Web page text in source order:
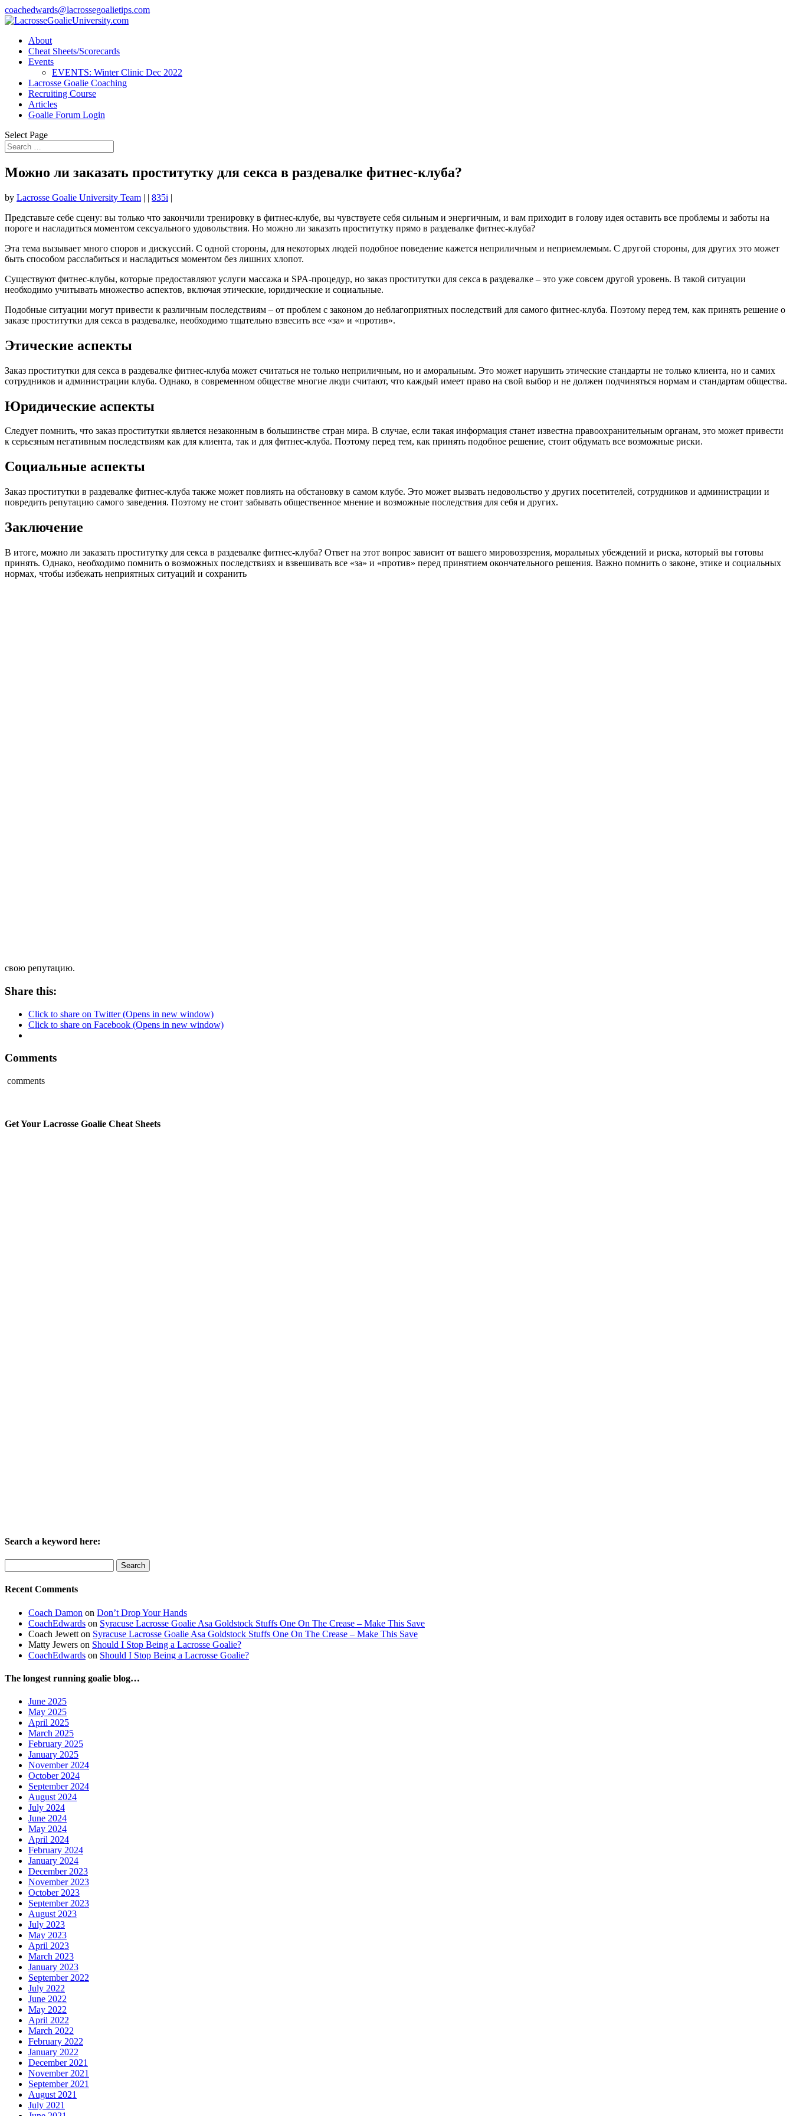
coachedwards@lacrossegoalietips.com
About
Cheat Sheets/Scorecards
Events
EVENTS: Winter Clinic Dec 2022
Lacrosse Goalie Coaching
Recruiting Course
Articles
Goalie Forum Login
Select Page
Можно ли заказать проститутку для секса в раздевалке фитнес-клуба?
by Lacrosse Goalie University Team | | 835i |
Представьте себе сцену: вы только что закончили тренировку в фитнес-клубе, вы чувствуете себя сильным и энергичным, и вам приходит в голову идея оставить все проблемы и заботы на
пороге и насладиться моментом сексуального удовольствия. Но можно ли заказать проститутку прямо в раздевалке фитнес-клуба?
Эта тема вызывает много споров и дискуссий. С одной стороны, для некоторых людей подобное поведение кажется неприличным и неприемлемым. С другой стороны, для других это может
быть способом расслабиться и насладиться моментом без лишних хлопот.
Существуют фитнес-клубы, которые предоставляют услуги массажа и SPA-процедур, но заказ проститутки для секса в раздевалке – это уже совсем другой уровень. В такой ситуации
необходимо учитывать множество аспектов, включая этические, юридические и социальные.
Подобные ситуации могут привести к различным последствиям – от проблем с законом до неблагоприятных последствий для самого фитнес-клуба. Поэтому перед тем, как принять решение о
заказе проститутки для секса в раздевалке, необходимо тщательно взвесить все «за» и «против».
Этические аспекты
Заказ проститутки для секса в раздевалке фитнес-клуба может считаться не только неприличным, но и аморальным. Это может нарушить этические стандарты не только клиента, но и самих
сотрудников и администрации клуба. Однако, в современном обществе многие люди считают, что каждый имеет право на свой выбор и не должен подчиняться нормам и стандартам общества.
Юридические аспекты
Следует помнить, что заказ проститутки является незаконным в большинстве стран мира. В случае, если такая информация станет известна правоохранительным органам, это может привести
к серьезным негативным последствиям как для клиента, так и для фитнес-клуба. Поэтому перед тем, как принять подобное решение, стоит обдумать все возможные риски.
Социальные аспекты
Заказ проститутки в раздевалке фитнес-клуба также может повлиять на обстановку в самом клубе. Это может вызвать недовольство у других посетителей, сотрудников и администрации и
повредить репутацию самого заведения. Поэтому не стоит забывать общественное мнение и возможные последствия для себя и других.
Заключение
В итоге, можно ли заказать проститутку для секса в раздевалке фитнес-клуба? Ответ на этот вопрос зависит от вашего мировоззрения, моральных убеждений и риска, который вы готовы
принять. Однако, необходимо помнить о возможных последствиях и взвешивать все «за» и «против» перед принятием окончательного решения. Важно помнить о законе, этике и социальных
нормах, чтобы избежать неприятных ситуаций и сохранить
свою репутацию.
Share this:
Click to share on Twitter (Opens in new window)
Click to share on Facebook (Opens in new window)
Comments
comments
Get Your Lacrosse Goalie Cheat Sheets
Search a keyword here:
for:
Recent Comments
Coach Damon on Don’t Drop Your Hands
CoachEdwards on Syracuse Lacrosse Goalie Asa Goldstock Stuffs One On The Crease – Make This Save
Coach Jewett on Syracuse Lacrosse Goalie Asa Goldstock Stuffs One On The Crease – Make This Save
Matty Jewers on Should I Stop Being a Lacrosse Goalie?
CoachEdwards on Should I Stop Being a Lacrosse Goalie?
The longest running goalie blog…
June 2025
May 2025
April 2025
March 2025
February 2025
January 2025
November 2024
October 2024
September 2024
August 2024
July 2024
June 2024
May 2024
April 2024
February 2024
January 2024
December 2023
November 2023
October 2023
September 2023
August 2023
July 2023
May 2023
April 2023
March 2023
January 2023
September 2022
July 2022
June 2022
May 2022
April 2022
March 2022
February 2022
January 2022
December 2021
November 2021
September 2021
August 2021
July 2021